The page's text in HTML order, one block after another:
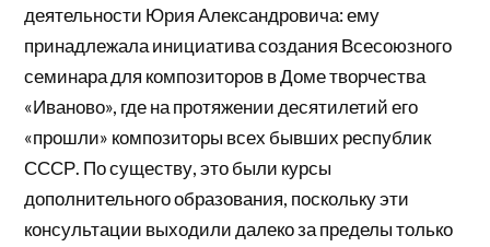
деятельности Юрия Александровича: ему
принадлежала инициатива создания Всесоюзного
семинара для композиторов в Доме творчества
«Иваново», где на протяжении десятилетий его
«прошли» композиторы всех бывших республик
СССР. По существу, это были курсы
дополнительного образования, поскольку эти
консультации выходили далеко за пределы только